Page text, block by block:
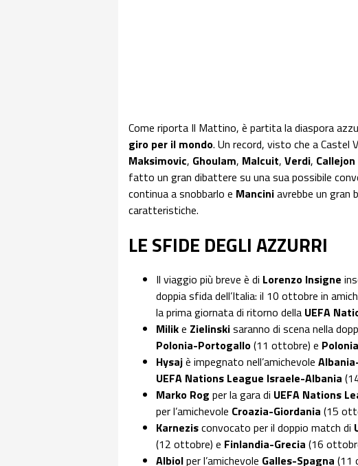
Come riporta Il Mattino, è partita la diaspora
giro per il mondo. Un record, visto che a Castel
Maksimovic, Ghoulam, Malcuit, Verdi, Callejon
fatto un gran dibattere su una sua possibile
continua a snobbarlo e Manciniavrebbe un gran
caratteristiche.
LE SFIDE DEGLI AZZURRI
Il viaggio più breve è di Lorenzo Insigne
doppia sfida dell’Italia: il 10 ottobre in
la prima giornata di ritorno della UEFA
Milike Zielinskisaranno di scena nella
Polonia-Portogallo(11 ottobre) e
Hysajè impegnato nell’amichevole
UEFA Nations League Israele-Albania
Marko Rog per la gara di UEFA Nations
per l’amichevole Croazia-Giordania (15
Karnezisconvocato per il doppio match di
(12 ottobre) e Finlandia-Grecia (16
Albiolper l’amichevole Galles-Spagna (11